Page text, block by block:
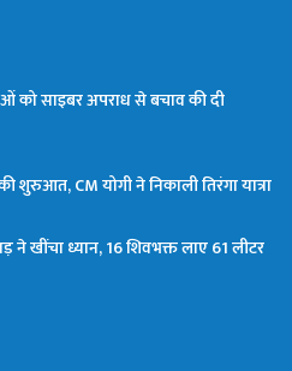
को साइबर अपराध से बचाव की दी
शुरुआत, CM योगी ने निकाली तिरंगा यात्रा
खींचा ध्यान, 16 शिवभक्त लाए 61 लीटर